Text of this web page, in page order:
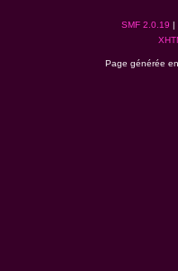
SMF 2.0.19 |
Page générée